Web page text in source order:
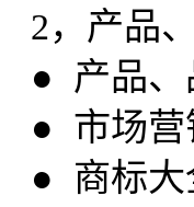
2，产品
● 产品、
● 市场营
● 商标大